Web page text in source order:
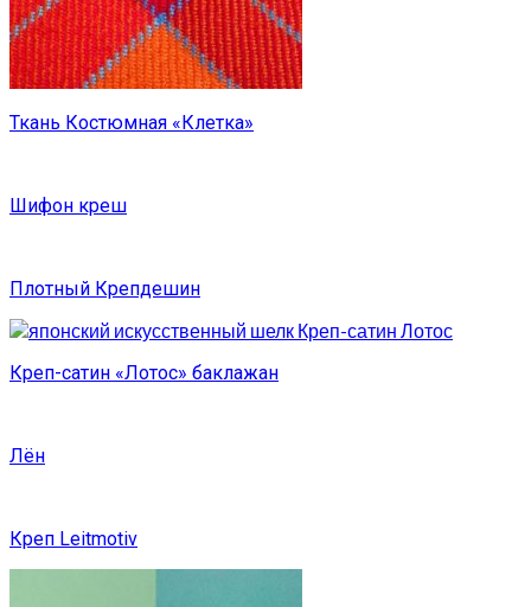
Ткань Костюмная «Клетка»
Шифон креш
Плотный Крепдешин
Креп-сатин «Лотос» баклажан
Лён
Креп Leitmotiv